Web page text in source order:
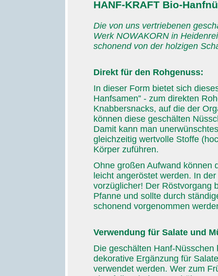
HANF-KRAFT Bio-
Die von uns vertriebenen
Werk NOWAKORN in
schonend von der holzigen
Direkt für den Rohgenuss:
In dieser Form bietet sich
Hanfsamen” - zum direkten
Knabbersnacks, auf die der
können diese geschälten
Damit kann man
gleichzeitig wertvolle Stoffe
Körper zuführen.
Ohne großen Aufwand können
leicht angeröstet werden. In
vorzüglicher! Der Röstvorgang
Pfanne und sollte durch
schonend vorgenommen
Verwendung für Salate und
Die geschälten Hanf-
dekorative Ergänzung für
verwendet werden. Wer zum